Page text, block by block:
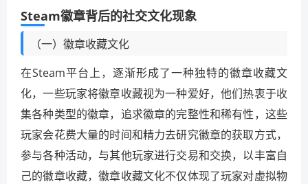
Steam徽章背后的社交文化现象
（一）徽章收藏文化
在Steam平台上，逐渐形成了一种独特的徽章收藏文
化，一些玩家将徽章收藏视为一种爱好，他们热衷于收
集各种类型的徽章，追求徽章的完整性和稀有性，这些
玩家会花费大量的时间和精力去研究徽章的获取方式，
参与各种活动，与其他玩家进行交易和交换，以丰富自
己的徽章收藏，徽章收藏文化不仅体现了玩家对虚拟物